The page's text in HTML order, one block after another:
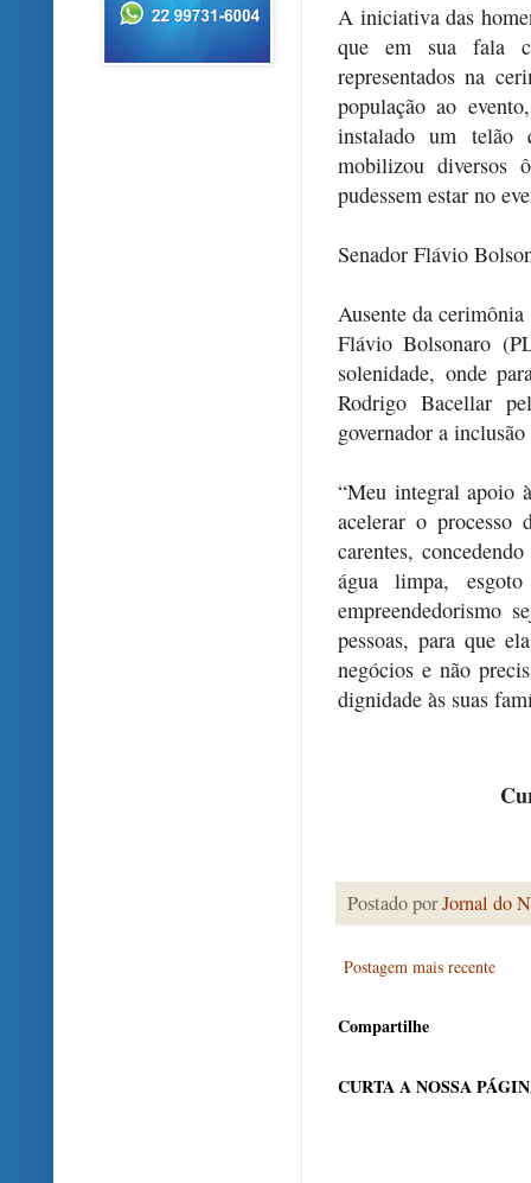
A iniciativa das
que em sua fala
representados na
população ao
instalado um
mobilizou diversos
pudessem estar no
Senador Flávio
Ausente da
Flávio Bolsonaro
solenidade, onde
Rodrigo Bacellar
governador a
“Meu integral apoio
acelerar o processo
carentes,
água limpa,
empreendedorismo
pessoas, para que
negócios e não
dignidade às suas
Postado porJornal do
Postagem mais recente
Compartilhe
CURTA A NOSSA